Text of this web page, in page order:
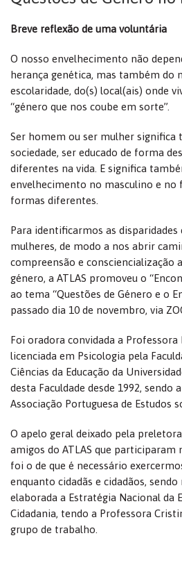
Breve reflexão de uma voluntária
O nosso envelhecimento não
herança genética, mas também do
escolaridade, do(s) local(ais) onde
“género que nos coube em sorte”.
Ser homem ou ser mulher significa
sociedade, ser educado de forma
diferentes na vida. E significa
envelhecimento no masculino e no
formas diferentes.
Para identificarmos as
mulheres, de modo a nos abrir
compreensão e consciencialização
género, a ATLAS promoveu o
ao tema “Questões de Género e o
passado dia 10 de novembro, via
Foi oradora convidada a
licenciada em Psicologia pela
Ciências da Educação da
desta Faculdade desde 1992, sendo
Associação Portuguesa de Estudos
O apelo geral deixado pela
amigos do ATLAS que participaram
foi o de que é necessário
enquanto cidadãs e cidadãos,
elaborada a Estratégia Nacional da
Cidadania, tendo a Professora
grupo de trabalho.